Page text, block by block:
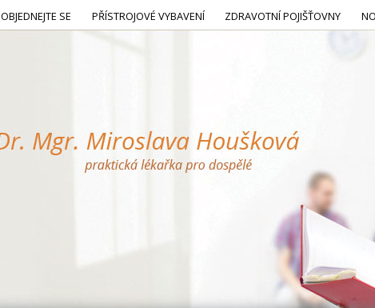
OBJEDNEJTE SE PŘÍSTROJOVÉ VYBAVENÍ ZDRAVOTNÍ POJIŠŤOVNY